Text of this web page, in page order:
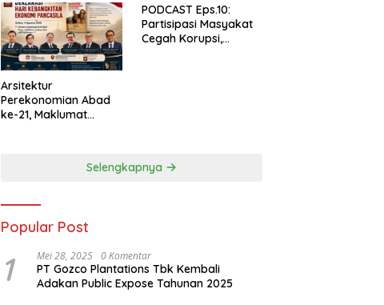
Arsitektur
Perekonomian Abad
ke-21, Maklumat
PODCAST Eps.10:
Partisipasi Masyakat
Cegah Korupsi,
Selengkapnya
Popular Post
1 Mei 28, 2025 0 Komentar
PT Gozco Plantations Tbk Kembali
Adakan Public Expose Tahunan 2025